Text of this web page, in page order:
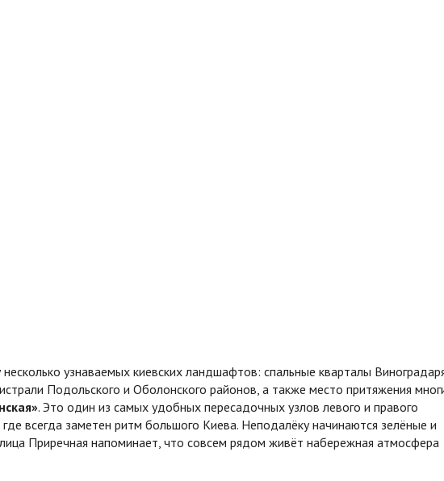
узнаваемых киевских ландшафтов: спальные кварталы
Подольского и Оболонского районов, а также место притяжения
. Это один из самых удобных пересадочных узлов левого и правого
всегда заметен ритм большого Киева. Неподалёку начинаются зелёные и
Приречная напоминает, что совсем рядом живёт набережная атмосфера